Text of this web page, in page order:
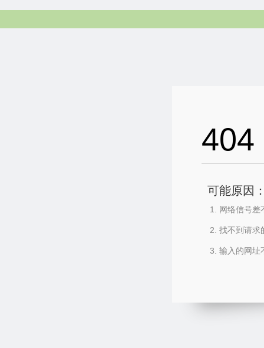
404
可能原因
网络信号差
找不到请求
输入的网址